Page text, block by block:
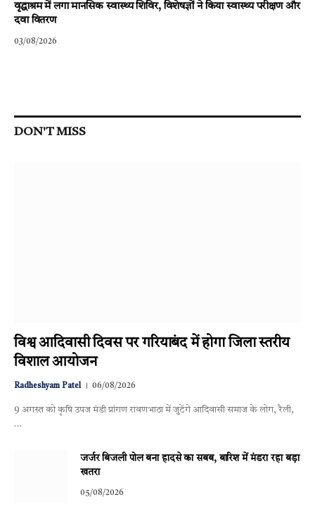
वृद्धाश्रम में लगा मानसिक स्वास्थ्य शिविर, विशेषज्ञों ने किया स्वास्थ्य परीक्षण और
दवा वितरण
03/08/2026
DON'T MISS
विश्व आदिवासी दिवस पर गरियाबंद में होगा जिला स्तरीय
विशाल आयोजन
Radheshyam Patel 06/08/2026
9 अगस्त को कृषि उपज मंडी प्रांगण रावणभाठा में जुटेंगे आदिवासी समाज के लोग, रैली,
…
जर्जर बिजली पोल बना हादसे का सबब, बारिश में मंडरा रहा बड़ा
खतरा
05/08/2026